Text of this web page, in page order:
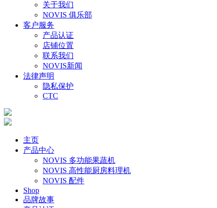
关于我们
NOVIS 俱乐部
客户服务
产品认证
店铺位置
联系我们
NOVIS新闻
法律声明
隐私保护
CTC
主页
产品中心
NOVIS 多功能果蔬机
NOVIS 高性能厨房料理机
NOVIS 配件
Shop
品牌故事